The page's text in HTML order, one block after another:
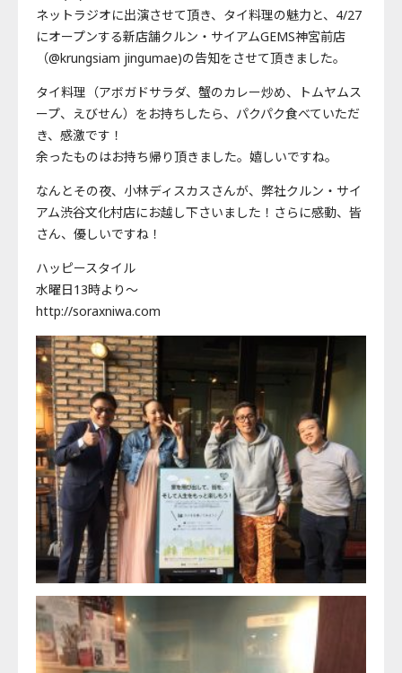
ネットラジオに出演させて頂き、タイ料理の魅力と、4/27
にオープンする新店舗クルン・サイアムGEMS神宮前店
（@krungsiam jingumae)の告知をさせて頂きました。
タイ料理（アボガドサラダ、蟹のカレー炒め、トムヤムス
ープ、えびせん）をお持ちしたら、パクパク食べていただ
き、感激です！
余ったものはお持ち帰り頂きました。嬉しいですね。
なんとその夜、小林ディスカスさんが、弊社クルン・サイ
アム渋谷文化村店にお越し下さいました！さらに感動、皆
さん、優しいですね！
ハッピースタイル
水曜日13時より〜
http://soraxniwa.com